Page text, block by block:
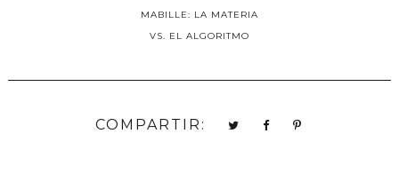
MABILLE: LA MATERIA
VS. EL ALGORITMO
COMPARTIR: